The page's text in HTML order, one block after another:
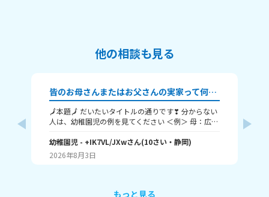
他の相談も見る
皆のお母さんまたはお父さんの実家って何県？？
🗾本題🗾 だいたいタイトルの通りです❣ 分からない
人は、幼稚園児の例を見てください ＜例＞ 母：広
けど、、、 ※幼稚園児は静岡に住んでるよ～ もちろ
ん県内でもOK.👌 言いたくない人は、地方だけでも
幼稚園児 - +IK7VL/JXwさん(10さい・ 静岡)
2026年8月3日
もっと見る